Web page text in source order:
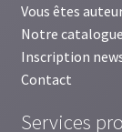
Vous êtes
Notre catalogue
Inscription
Contact
Services pro